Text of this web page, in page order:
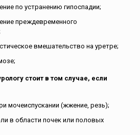
по устранению гипоспадии;
преждевременного
вмешательство на уретре;
стоит в том случае, если
мочеиспускании (жжение, резь);
в области почек или половых